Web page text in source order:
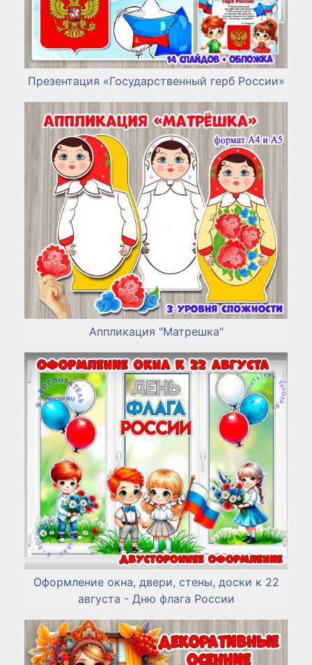
Презентация «Государственный герб России»
Аппликация "Матрешка"
Оформление окна, двери, стены, доски к 22
августа - Дню флага России